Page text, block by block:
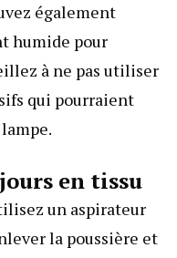
également
humide pour
à ne pas utiliser
qui pourraient
en tissu
un aspirateur
la poussière et